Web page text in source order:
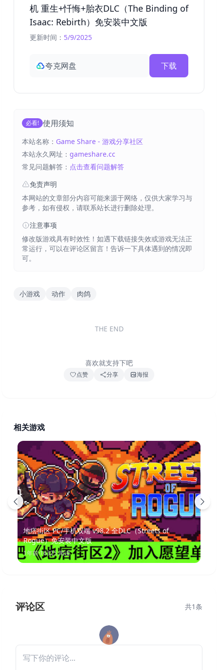
机 重生+忏悔+胎衣DLC（The Binding of
Isaac: Rebirth）免安装中文版
更新时间： 5/9/2025
夸克网盘 下载
必看! 使用须知
本站名称： Game Share - 游戏分享社区
本站永久网址： gameshare.cc
常见问题解答： 点击查看问题解答
免责声明
本网站的文章部分内容可能来源于网络，仅供大家学习与
参考，如有侵权，请联系站长进行删除处理。
注意事项
修改版游戏具有时效性！如遇下载链接失效或游戏无法正
常运行，可以在评论区留言！告诉一下具体遇到的情况即
可。
小游戏 动作 肉鸽
THE END
喜欢就支持下吧
点赞 分享 海报
相关游戏
地痞街区 PC/手机双端 v98.2 全DLC（Streets of
Rogue）免安装中文版
1年前·16325阅读
评论区 共1条